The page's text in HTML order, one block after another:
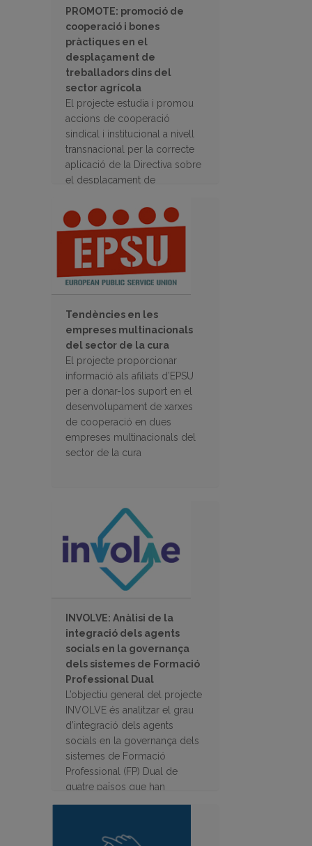
PROMOTE: promoció de
cooperació i bones
pràctiques en el
desplaçament de
treballadors dins del
sector agrícola
El projecte estudia i promou
accions de cooperació
sindical i institucional a nivell
transnacional per la correcte
aplicació de la Directiva sobre
el desplaçament de
agrícola
Tendències en les
empreses multinacionals
del sector de la cura
El projecte proporcionar
informació als afiliats d’EPSU
per a donar-los suport en el
desenvolupament de xarxes
de cooperació en dues
empreses multinacionals del
sector de la cura
INVOLVE: Anàlisi de la
integració dels agents
socials en la governança
dels sistemes de Formació
Professional Dual
L’objectiu general del projecte
INVOLVE és analitzar el grau
d’integració dels agents
socials en la governança dels
sistemes de Formació
Professional (FP) Dual de
quatre països que han
desenvolupat recentment